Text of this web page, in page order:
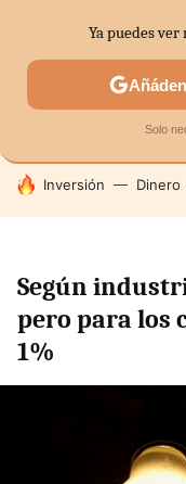
SECTORES
HOY SE HABLA DE
Inversión Dinero
Según
pero para los
1%
Ya puedes ver
Solo